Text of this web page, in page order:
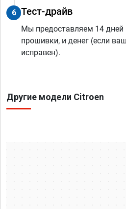
6 Тест-драйв
Мы предоставляем 14 дней
прошивки, и денег (если
исправен).
Другие модели Citroen